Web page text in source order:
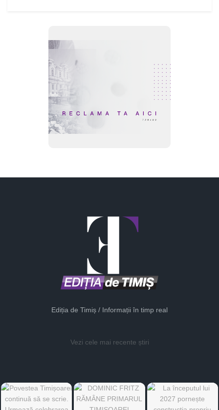
Ediția de Timiș / Informații în timp real
Vezi cele mai recente știri